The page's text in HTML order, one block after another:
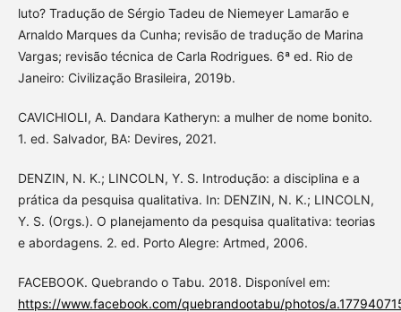
luto? Tradução de Sérgio Tadeu de Niemeyer Lamarão e
Arnaldo Marques da Cunha; revisão de tradução de Marina
Vargas; revisão técnica de Carla Rodrigues. 6ª ed. Rio de
Janeiro: Civilização Brasileira, 2019b.
CAVICHIOLI, A. Dandara Katheryn: a mulher de nome bonito.
1. ed. Salvador, BA: Devires, 2021.
DENZIN, N. K.; LINCOLN, Y. S. Introdução: a disciplina e a
prática da pesquisa qualitativa. In: DENZIN, N. K.; LINCOLN,
Y. S. (Orgs.). O planejamento da pesquisa qualitativa: teorias
e abordagens. 2. ed. Porto Alegre: Artmed, 2006.
FACEBOOK. Quebrando o Tabu. 2018. Disponível em:
https://www.facebook.com/quebrandootabu/photos/